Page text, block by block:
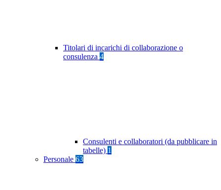
Titolari di incarichi di collaborazione o
consulenza 4
Consulenti e collaboratori (da pubblicare in
tabelle) 1
Personale 63